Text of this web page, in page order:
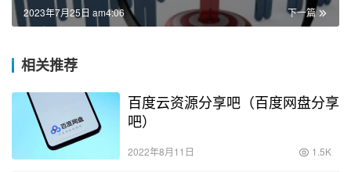
下一篇
2023年7月25日 am4:06
相关推荐
百度云资源分享吧（百度网盘分享
吧）
2022年8月11日 1.5K